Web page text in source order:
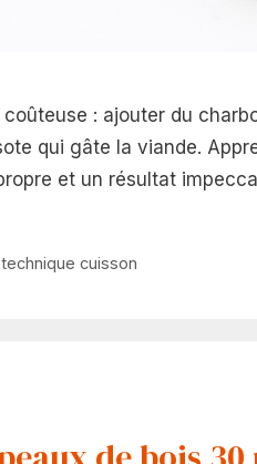
: ajouter du
qui gâte la viande.
et un résultat
technique cuisson